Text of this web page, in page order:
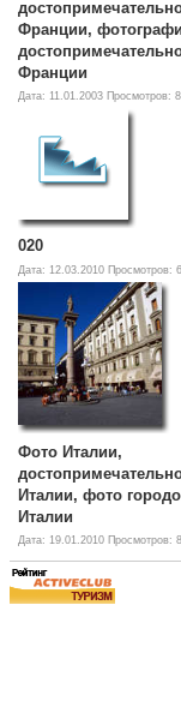
Франции,
Франции
Дата: 11.01.2003 Просмотров:
020
Дата: 12.03.2010 Просмотров:
Фото Италии,
Италии, фото
Италии
Дата: 19.01.2010 Просмотров: